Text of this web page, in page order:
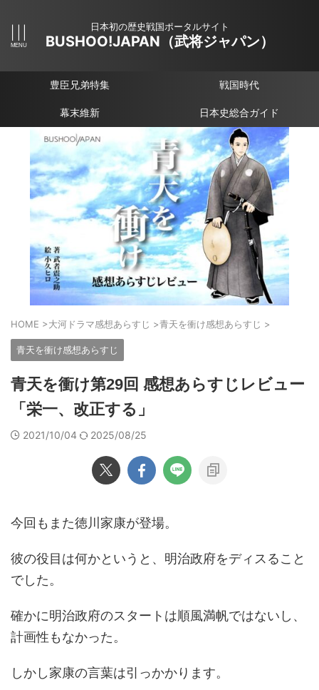
日本初の歴史戦国ポータルサイト
BUSHOO!JAPAN（武将ジャパン）
豊臣兄弟特集 戦国時代
幕末維新 日本史総合ガイド
HOME >大河ドラマ感想あらすじ >青天を衝け感想あらすじ >
青天を衝け感想あらすじ
青天を衝け第29回 感想あらすじレビュー
「栄一、改正する」
2021/10/04 2025/08/25
今回もまた徳川家康が登場。
彼の役目は何かというと、明治政府をディスること
でした。
確かに明治政府のスタートは順風満帆ではないし、
計画性もなかった。
しかし家康の言葉は引っかかります。